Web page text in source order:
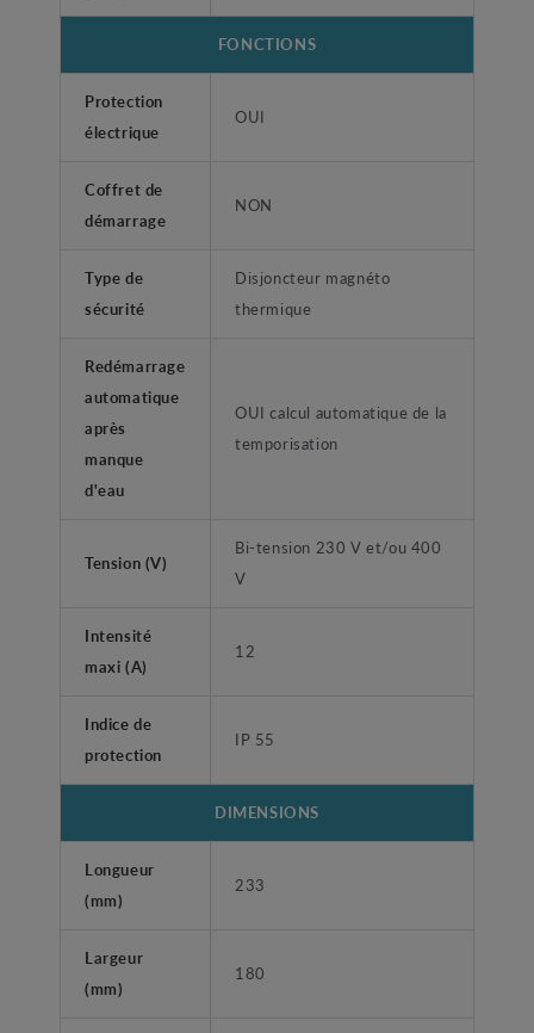
FONCTIONS
Protection
électrique
OUI
Coffret de
démarrage
NON
Type de
sécurité
Disjoncteur magnéto
thermique
Redémarrage
automatique
après
manque
d'eau
OUI calcul automatique de la
temporisation
Tension (V)
Bi-tension 230 V et/ou 400
V
Intensité
maxi (A)
12
Indice de
protection
IP 55
DIMENSIONS
Longueur
(mm)
233
Largeur
(mm)
180